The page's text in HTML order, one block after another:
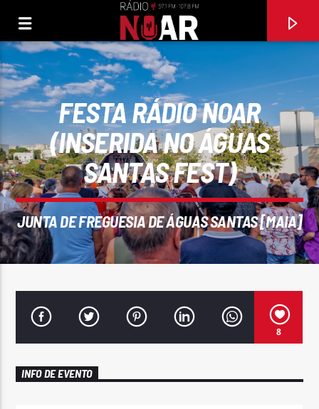
FAIXA ATUAL
97.1FM E 107.8 FM
RÁDIO NOAR
FESTA RÁDIO NOAR
(INSERIDA NO ÁGUAS
SANTAS FEST)
JUNTA DE FREGUESIA DE ÁGUAS SANTAS [MAIA]
8
INFO DE EVENTO